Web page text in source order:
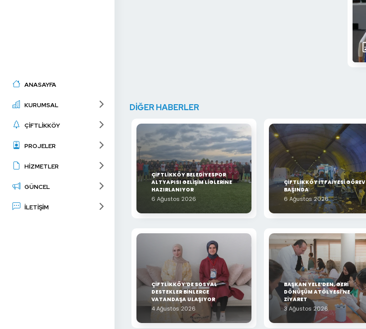
DİĞER HABERLER
ÇİFTLİKKÖY BELEDİYESPOR
ALTYAPISI GELİŞİM LİGLERİNE
HAZIRLANIYOR
6 Ağustos 2026
ÇİFTLİKKÖY İTFAİYESİ GÖREV
BAŞINDA
6 Ağustos 2026
ÇİFTLİKKÖY’DE SOSYAL
DESTEKLER BİNLERCE
VATANDAŞA ULAŞIYOR
4 Ağustos 2026
BAŞKAN YELE’DEN, GERİ
DÖNÜŞÜM ATÖLYESİ’NE
ZİYARET
3 Ağustos 2026
ANASAYFA
KURUMSAL
ÇİFTLİKKÖY
PROJELER
HİZMETLER
GÜNCEL
İLETİŞİM